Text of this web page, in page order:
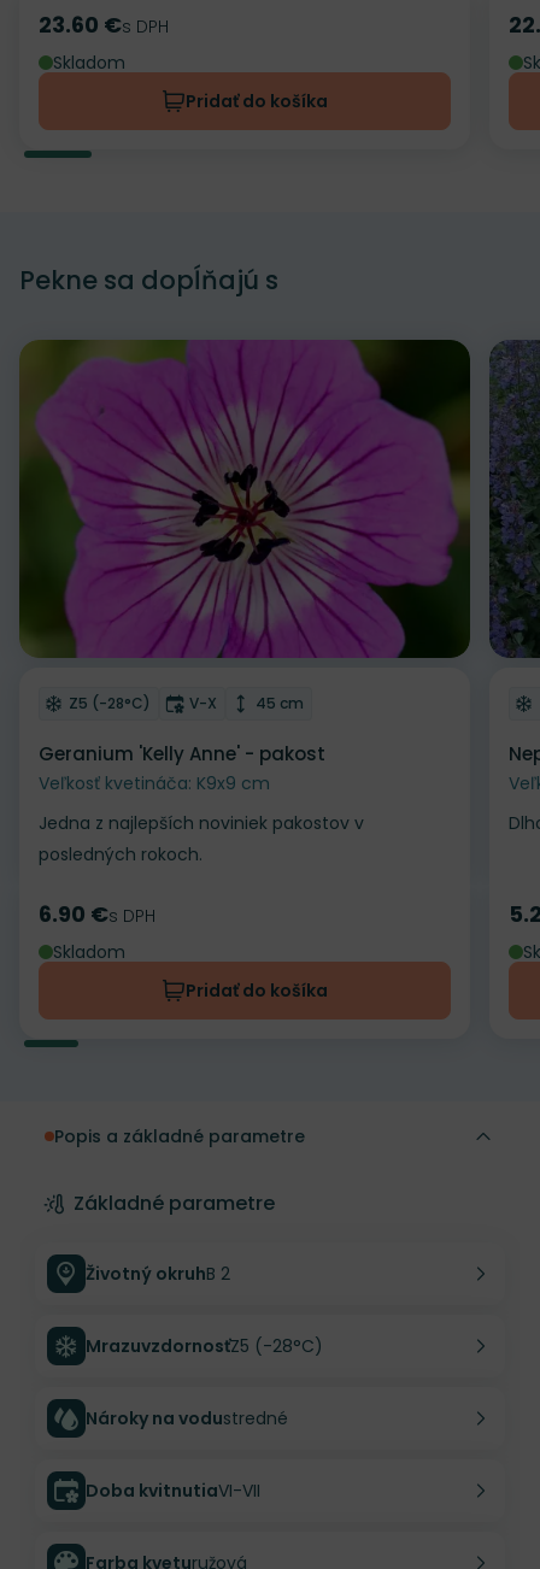
Cena
23.60 €s DPH
Skladom
Pridať do košíka
Pekne sa dopĺňajú s
Odober do zoznamu želaní
Mrazuvzdornosť
Z5 (-28°C) Doba kvitnutia
V-X Výška rastliny
45 cm
Geranium 'Kelly Anne' - pakost
Veľkosť kvetináča: K9x9 cm
Jedna z najlepších noviniek pakostov v
posledných rokoch.
Cena
6.90 €s DPH
Skladom
Pridať do košíka
Popis a základné parametre
Základné parametre
Životný okruhB 2
MrazuvzdornosťZ5 (-28°C)
Nároky na vodustredné
Doba kvitnutiaVI-VII
Farba kveturužová